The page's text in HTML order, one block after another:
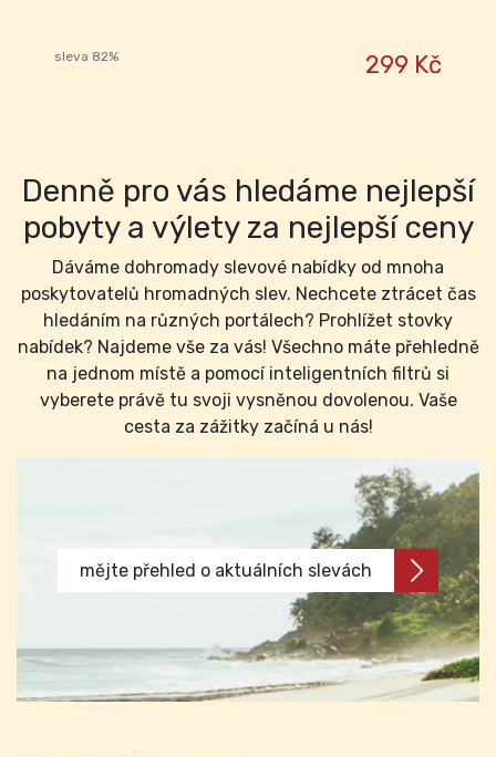
sleva 82% 299 Kč
Denně pro vás hledáme nejlepší
pobyty a výlety za nejlepší ceny
Dáváme dohromady slevové nabídky od mnoha
poskytovatelů hromadných slev. Nechcete ztrácet čas
hledáním na různých portálech? Prohlížet stovky
nabídek? Najdeme vše za vás! Všechno máte přehledně
na jednom místě a pomocí inteligentních filtrů si
vyberete právě tu svoji vysněnou dovolenou. Vaše
cesta za zážitky začíná u nás!
mějte přehled o aktuálních slevách